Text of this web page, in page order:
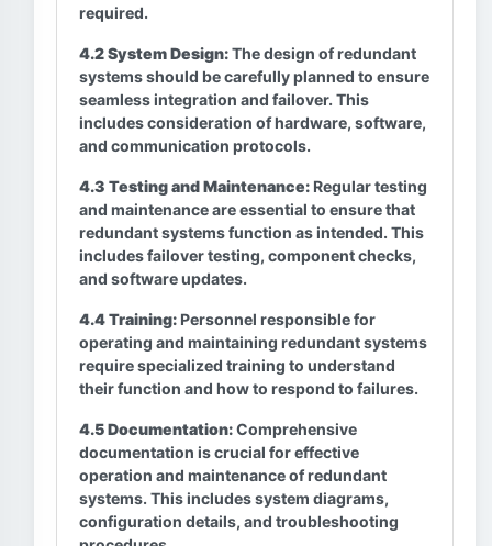
required.
4.2 System Design:The design of redundant
systems should be carefully planned to ensure
seamless integration and failover. This
includes consideration of hardware, software,
and communication protocols.
4.3 Testing and Maintenance: Regular testing
and maintenance are essential to ensure that
redundant systems function as intended. This
includes failover testing, component checks,
and software updates.
4.4 Training: Personnel responsible for
operating and maintaining redundant systems
require specialized training to understand
their function and how to respond to failures.
4.5 Documentation:Comprehensive
documentation is crucial for effective
operation and maintenance of redundant
systems. This includes system diagrams,
configuration details, and troubleshooting